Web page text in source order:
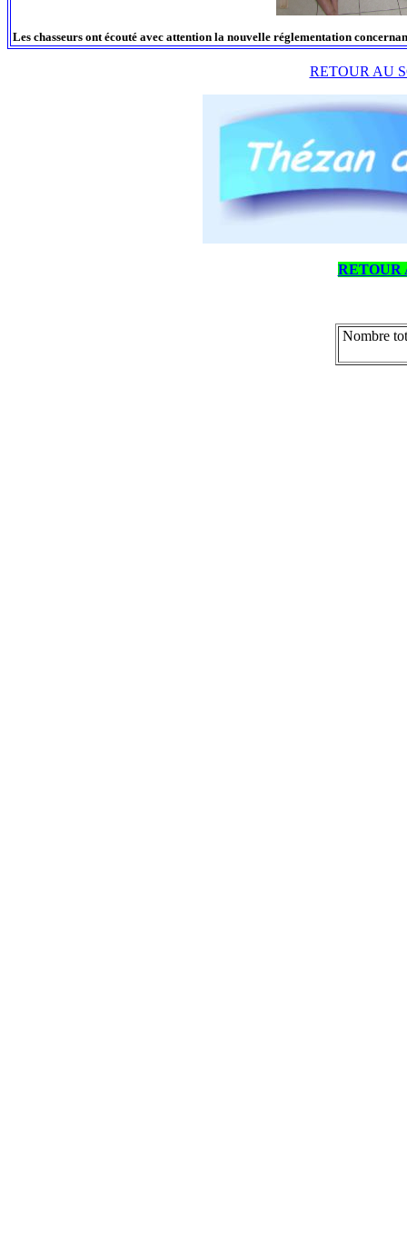
Les chasseurs ont écouté avec attention la nouvelle réglementation
RETOUR AU
RETOUR
Nombre